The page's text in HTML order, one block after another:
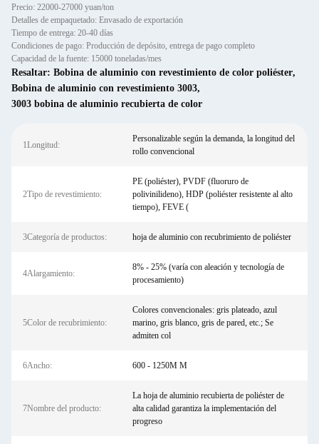
Precio: 22000-27000 yuan/ton
Detalles de empaquetado: Envasado de exportación
Tiempo de entrega: 20-40 días
Condiciones de pago: Producción de depósito, entrega de pago completo
Capacidad de la fuente: 15000 toneladas/mes
Resaltar: Bobina de aluminio con revestimiento de color poliéster,
Bobina de aluminio con revestimiento 3003,
3003 bobina de aluminio recubierta de color
1Longitud:
Personalizable según la demanda, la longitud del
rollo convencional
2Tipo de revestimiento:
PE (poliéster), PVDF (fluoruro de
polivinilideno), HDP (poliéster resistente al alto
tiempo), FEVE (
3Categoría de productos: hoja de aluminio con recubrimiento de poliéster
4Alargamiento:
8% - 25% (varía con aleación y tecnología de
procesamiento)
5Color de recubrimiento:
Colores convencionales: gris plateado, azul
marino, gris blanco, gris de pared, etc.; Se
admiten col
6Ancho: 600 - 1250M M
7Nombre del producto:
La hoja de aluminio recubierta de poliéster de
alta calidad garantiza la implementación del
progreso